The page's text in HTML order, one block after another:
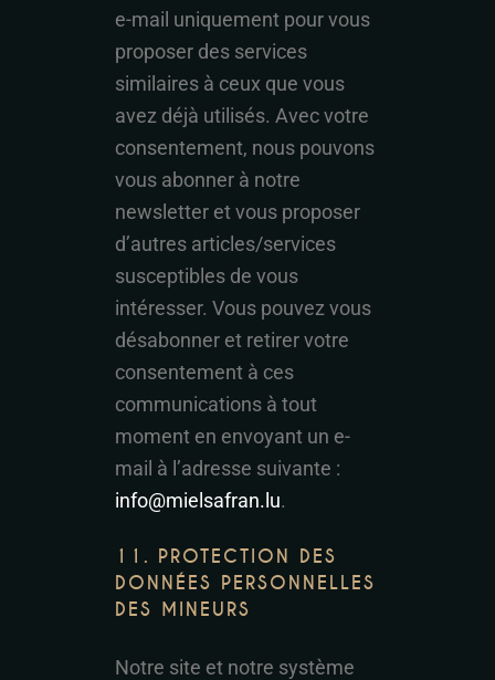
e-mail uniquement pour vous
proposer des services
similaires à ceux que vous
avez déjà utilisés. Avec votre
consentement, nous pouvons
vous abonner à notre
newsletter et vous proposer
d’autres articles/services
susceptibles de vous
intéresser. Vous pouvez vous
désabonner et retirer votre
consentement à ces
communications à tout
moment en envoyant un e-
mail à l’adresse suivante :
info@mielsafran.lu.
11. PROTECTION DES
DONNÉES PERSONNELLES
DES MINEURS
Notre site et notre système